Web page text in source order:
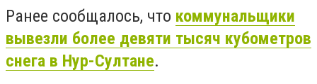
Ранее сообщалось, что коммунальщики
вывезли более девяти тысяч кубометров
снега в Нур-Султане.